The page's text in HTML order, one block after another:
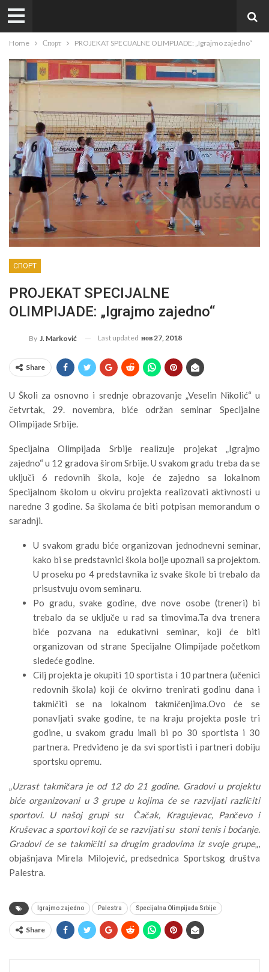
Home Спорт PROJEKAT SPECIJALNE OLIMPIJADE: „Igrajmo zajedno“
СПОРТ
PROJEKAT SPECIJALNE
OLIMPIJADE: „Igrajmo zajedno“
By J. Marković Last updated нов 27, 2018
Share
U Školi za osnovno i srednje obrazovanje „Veselin Nikolić“ u
četvrtak, 29. novembra, biće održan seminar Specijalne
Olimpijade Srbije.
Specijalna Olimpijada Srbije realizuje projekat „Igrajmo
zajedno“ u 12 gradova širom Srbije. U svakom gradu treba da se
uključi 6 redovnih škola, koje će zajedno sa lokalnom
Specijalnom školom u okviru projekta realizovati aktivnosti u
naredne 3 godine. Sa školama će biti potpisan memorandum o
saradnji.
U svakom gradu biće organizovan jednodnevni seminar,
kako bi se predstavnici škola bolje upoznali sa projektom.
U proseku po 4 predstavnika iz svake škole bi trebalo da
prisustvuju ovom seminaru.
Po gradu, svake godine, dve nove osobe (treneri) bi
trebalo da se uključe u rad sa timovima.Ta dva trenera
biće pozvana na edukativni seminar, koji će biti
organizovan od strane Specijalne Olimpijade početkom
sledeće godine.
Cilj projekta je okupiti 10 sportista i 10 partnera (učenici
redovnih škola) koji će okvirno trenirati godinu dana i
takmičiti se na lokalnom takmičenjima.Ovo će se
ponavljati svake godine, te na kraju projekta posle tri
godine, u svakom gradu imali bi po 30 sportista i 30
partnera. Predviđeno je da svi sportisti i partneri dobiju
sportsku opremu.
„Uzrast takmičara je od 12 do 21 godine. Gradovi u projektu
biće organizovani u 3 grupe u kojima će se razvijati različiti
sportovi. U našoj grupi su Čačak, Kragujevac, Pančevo i
Kruševac a sportovi koji će se razvijati su stoni tenis i boćanje.
Gradovi će se takmičiti sa drugim gradovima iz svoje grupe„,
objašnjava Mirela Milojević, predsednica Sportskog društva
Palestra.
Igrajmo zajedno Palestra Specijalna Olimpijada Srbije
Share